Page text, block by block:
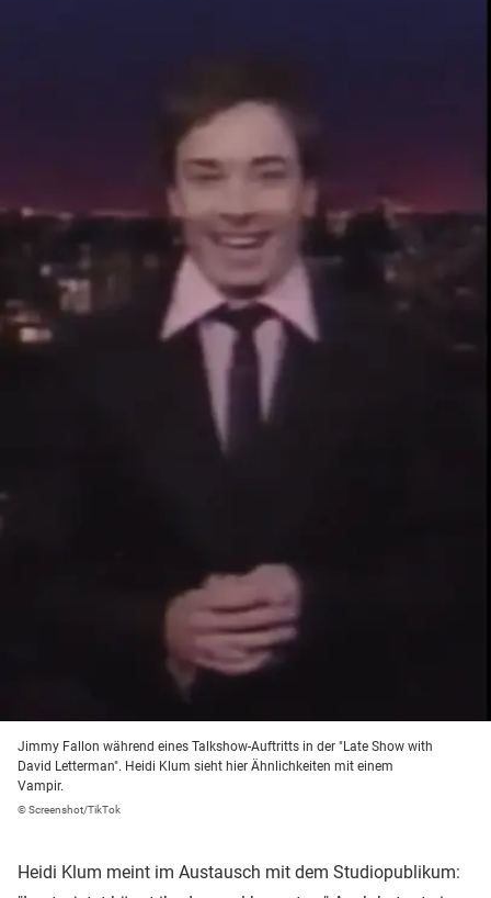
Jimmy Fallon während eines Talkshow-Auftritts in der "Late Show with
David Letterman". Heidi Klum sieht hier Ähnlichkeiten mit einem
Vampir.
© Screenshot/TikTok
Heidi Klum meint im Austausch mit dem Studiopublikum: